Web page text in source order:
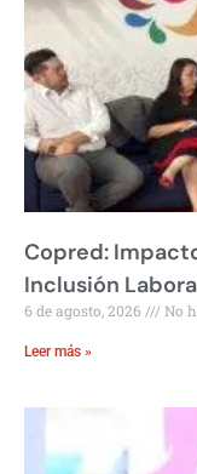
Copred:
Inclusión
6 de agosto, 2026 No
Leer más »